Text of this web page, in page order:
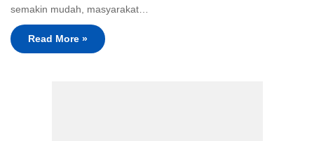
semakin mudah, masyarakat…
Read More »